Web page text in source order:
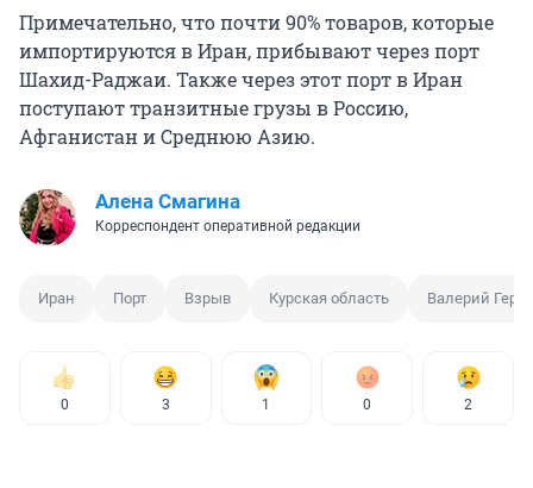
Примечательно, что почти 90% товаров, которые
импортируются в Иран, прибывают через порт
Шахид-Раджаи. Также через этот порт в Иран
поступают транзитные грузы в Россию,
Афганистан и Среднюю Азию.
Алена Смагина
Корреспондент оперативной редакции
Иран Порт Взрыв Курская область Валерий
0 3 1 0 2